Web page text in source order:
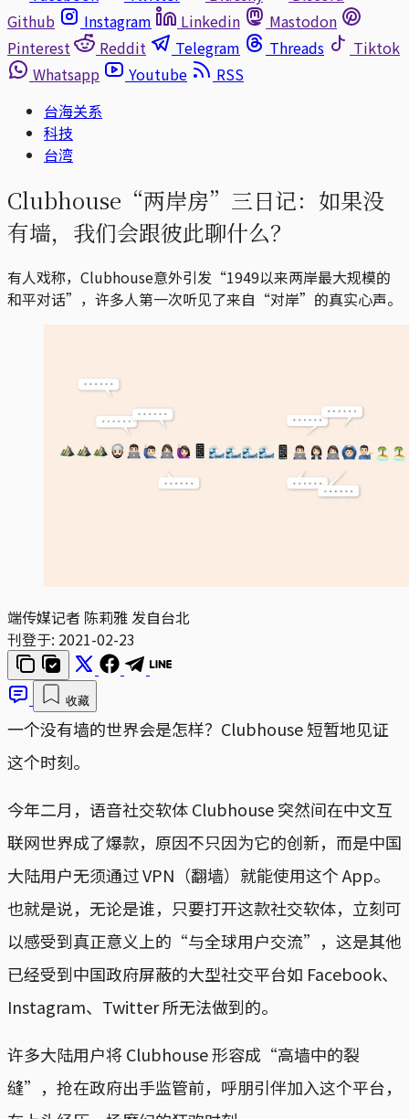
Github
Instagram Linkedin
Mastodon
Pinterest
Reddit Telegram Threads
Tiktok
Whatsapp
Youtube
RSS
台海关系
科技
台湾
Clubhouse“两岸房”三日记：如果没
有墙，我们会跟彼此聊什么？
有人戏称，Clubhouse意外引发“1949以来两岸最大规模的
和平对话”，许多人第一次听见了来自“对岸”的真实心声。
端传媒记者 陈莉雅 发自台北
刊登于: 2021-02-23
收藏
一个没有墙的世界会是怎样？Clubhouse 短暂地见证
这个时刻。
今年二月，语音社交软体 Clubhouse 突然间在中文互
联网世界成了爆款，原因不只因为它的创新，而是中国
大陆用户无须通过 VPN（翻墙）就能使用这个 App。
也就是说，无论是谁，只要打开这款社交软体，立刻可
以感受到真正意义上的“与全球用户交流”，这是其他
已经受到中国政府屏蔽的大型社交平台如 Facebook、
Instagram、Twitter 所无法做到的。
许多大陆用户将 Clubhouse 形容成“高墙中的裂
缝”，抢在政府出手监管前，呼朋引伴加入这个平台，